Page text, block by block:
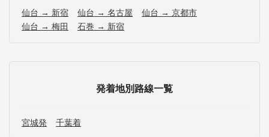
仙台 → 新宿 仙台 → 名古屋
仙台 → 京都市
仙台 → 梅田
石巻 → 新宿
発着地別路線一覧
宮城発 千葉着